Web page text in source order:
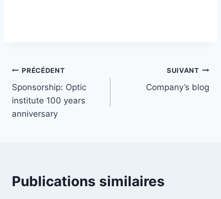
PRÉCÉDENT
Sponsorship: Optic
institute 100 years
anniversary
SUIVANT
Company’s blog
Publications similaires